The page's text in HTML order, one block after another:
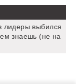
лидеры выбился
знаешь (не на